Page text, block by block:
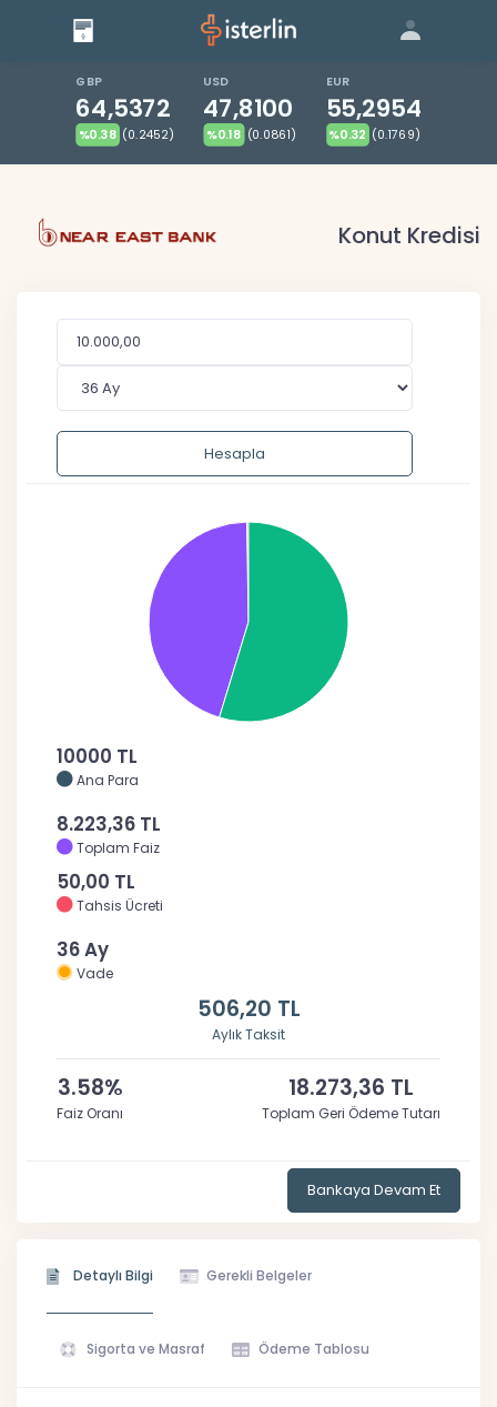
| Blog | Giriş
GBP
64,5372
%0.38 (0.2452)
USD
47,8100
%0.18 (0.0861)
EUR
55,2954
%0.32 (0.1769)
Konut Kredisi
Hesapla
10000 TL
Ana Para
8.223,36 TL
Toplam Faiz
50,00 TL
Tahsis Ücreti
36 Ay
Vade
506,20 TL
Aylık Taksit
3.58%
Faiz Oranı
18.273,36 TL
Toplam Geri Ödeme Tutarı
Bankaya Devam Et
Detaylı Bilgi Gerekli Belgeler
Sigorta ve Masraf Ödeme Tablosu